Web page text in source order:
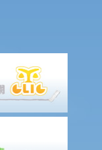
书将在授权人被确诊患
人出现了痴呆（失智）
法院申请注册。其后，
没有把持久授权书拿到
权书载有的权力吗？毕